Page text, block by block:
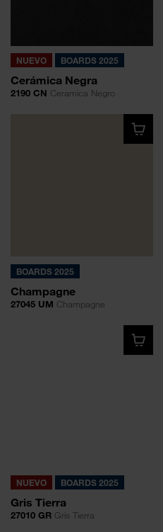
NUEVO BOARDS 2025
Cerámica Negra
2190 CN Ceramica Negro
BOARDS 2025
Champagne
27045 UM Champagne
NUEVO BOARDS 2025
Gris Tierra
27010 GR Gris Tierra